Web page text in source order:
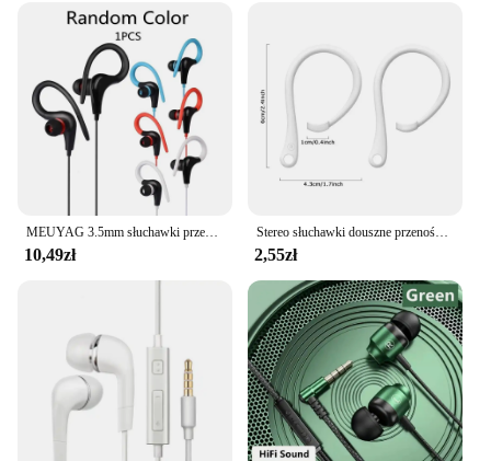
discomfort. The noise-cancellation feature is a
bonus, allowing you to focus on the audio without
distractions. Whether you're in a busy office
environment or at home, these headphones are your
go-to accessory for clear, uninterrupted audio.
MEUYAG 3.5mm słuchawki przewodowe słuchawki douszne słuchawki stereofoniczne muzyka Sport rozrywka zestaw słuchawkowy dla Xiaomi Huawei Mobile Smart phone
10,49zł
Stereo słuchawki douszne przenośna słuchawka 3.5mm o wysokiej rozdzielczości głęboki bas słuchawki do muzyki redukcji szumów
2,55zł